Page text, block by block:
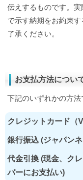
伝えするものです。
で示す納期をお約束
了承ください。
お支払方法につい
下記のいずれかの方法
クレジットカード（
銀行振込 (ジャパン
代金引換 (現金、ク
バーにお支払い)